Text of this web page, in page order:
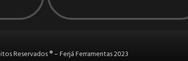
Reservados ® – Ferjá Ferramentas 2023